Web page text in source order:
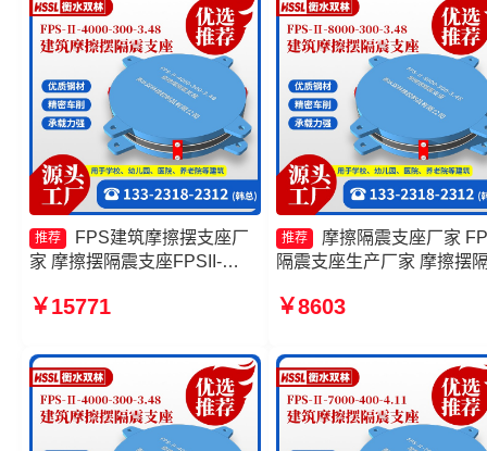
3.48
推荐
FPS建筑摩擦摆支座厂
家 摩擦摆隔震支座FPSII-
摆减隔震型支座价格 摩擦摆隔
￥15771
推荐
摩擦隔震支座厂家
隔震支座生产厂家 摩擦摆
产厂家 摩擦摆隔震支座
￥8603